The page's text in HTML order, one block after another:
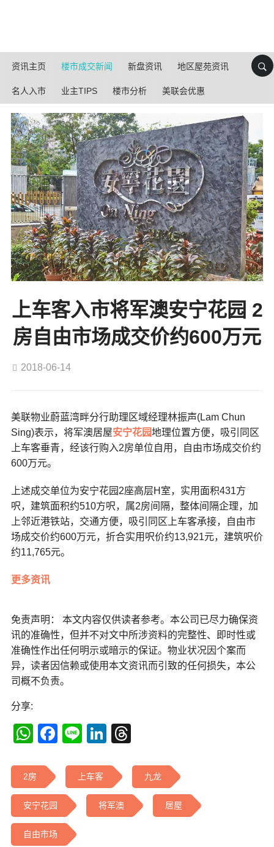
资讯主页 楼市成交新闻 新盘资讯 地区屋苑资讯
名人入市 业主TIPS 楼市分析 美联会优惠
上车客入市将军澳安宁花园 2
房自由市场成交价约600万元
2018-06-14
美联物业蔚蓝湾畔分行助理区域经理林振声(Lam Chun
Sing)表示，将军澳居屋安宁花园地理位置方便，吸引同区
上车客垂青，经该行购入2房单位自用，自由市场成交价约
600万元。
上述成交单位为安宁花园2座高层H室，实用面积431方
呎，建筑面积约510方呎，属2房间隔，整体间隔企理，加
上邻近港铁站，交通方便，吸引同区上车客承接，自由市
场成交价约600万元，折合实用呎价约13,921元，建筑呎价
约11,765元。
更多资讯
免责声明： 本文内容仅供读者参考。本公司已尽力确保资
讯的准确性，但并不对文中所涉资料的完整性、即时性或
准确性作出任何明示或暗示的保证。物业状况因个案而
异，读者因信赖或使用本文资讯而引致的任何损失，本公
司概不负责。
分享:
WhatsApp
Facebook
LineLinkedIn
2房 上车客 九龙
安宁花园 将军澳 居屋
自由市场